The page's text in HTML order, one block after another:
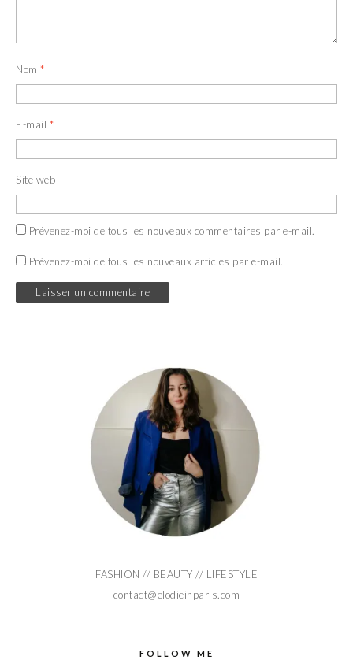
Nom *
E-mail *
Site web
Prévenez-moi de tous les nouveaux commentaires par e-mail.
Prévenez-moi de tous les nouveaux articles par e-mail.
FASHION // BEAUTY // LIFESTYLE
contact@elodieinparis.com
FOLLOW ME